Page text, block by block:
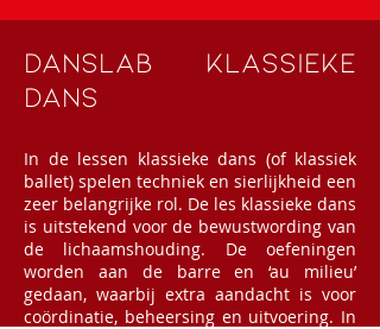
Danslab klassieke
dans
In de lessen klassieke dans (of klassiek
ballet) spelen techniek en sierlijkheid een
zeer belangrijke rol. De les klassieke dans
is uitstekend voor de bewustwording van
de lichaamshouding. De oefeningen
worden aan de barre en ‘au milieu’
gedaan, waarbij extra aandacht is voor
coördinatie, beheersing en uitvoering. In